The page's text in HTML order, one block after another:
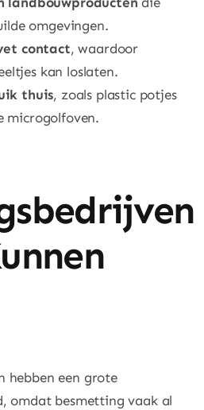
omgevingen.
contact, waardoor
kan loslaten.
thuis, zoals plastic potjes
microgolfoven.
hebben een grote
omdat besmetting vaak al